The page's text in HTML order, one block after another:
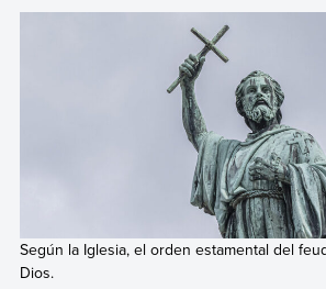
Según la Iglesia, el orden estamental del
Dios.